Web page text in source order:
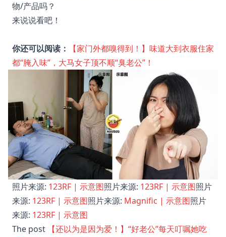
物/产品吗？
来说说看吧！
你还可以阅读：
【家门外都嗅得到！】味道大到衣服住家
都“腌入味”，大马女子顶不顺“臭老公”！
照片来源: 123RF | 示意图照片来源: 123RF | 示意图照片
来源: 123RF | 示意图照片来源: Magnific | 示意图照片
来源: 123RF | 示意图
The post
【还以为是因为爱！】“好老公”每天叮嘱她吃